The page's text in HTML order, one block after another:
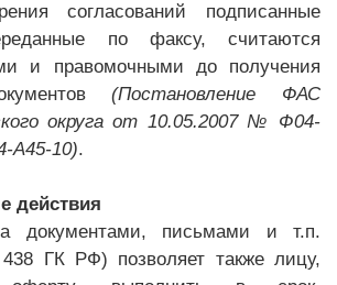
согласований подписанные
по факсу, считаются
и правомочными до получения
(Постановление ФАС
округа от 10.05.2007 № Ф04-
А45-10).
действия
документами, письмами и т.п.
ГК РФ) позволяет также лицу,